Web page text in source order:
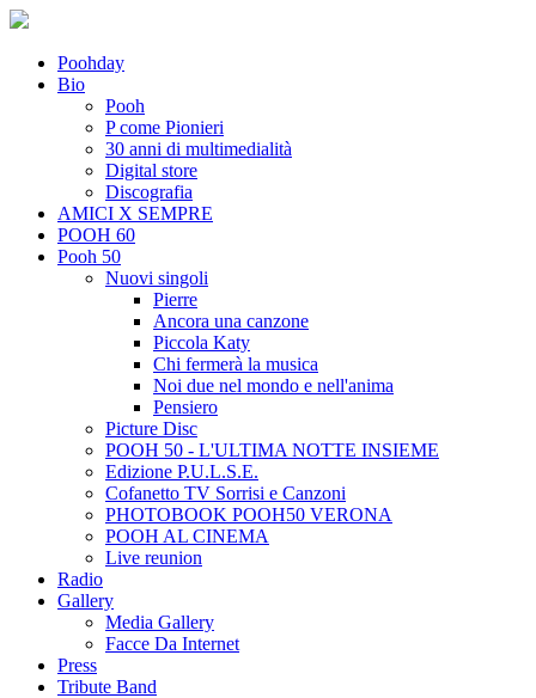
Poohday
Bio
Pooh
P come Pionieri
30 anni di multimedialità
Digital store
Discografia
AMICI X SEMPRE
POOH 60
Pooh 50
Nuovi singoli
Pierre
Ancora una canzone
Piccola Katy
Chi fermerà la musica
Noi due nel mondo e nell'anima
Pensiero
Picture Disc
POOH 50 - L'ULTIMA NOTTE INSIEME
Edizione P.U.L.S.E.
Cofanetto TV Sorrisi e Canzoni
PHOTOBOOK POOH50 VERONA
POOH AL CINEMA
Live reunion
Radio
Gallery
Media Gallery
Facce Da Internet
Press
Tribute Band